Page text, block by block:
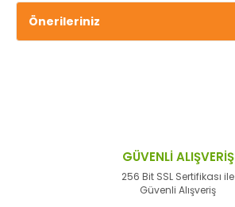
Önerileriniz
GÜVENLİ ALIŞVERİŞ
256 Bit SSL Sertifikası ile
Güvenli Alışveriş